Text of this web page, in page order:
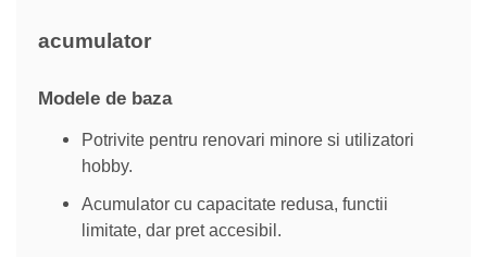
acumulator
Modele de baza
Potrivite pentru renovari minore si utilizatori
hobby.
Acumulator cu capacitate redusa, functii
limitate, dar pret accesibil.